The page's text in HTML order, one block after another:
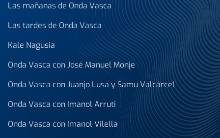
Las mañanas de Onda Vasca
Las tardes de Onda Vasca
Kale Nagusia
Onda Vasca con José Manuel Monje
Onda Vasca con Juanjo Lusa y Samu Valcárcel
Onda Vasca con Imanol Arruti
Onda Vasca con Imanol Vilella